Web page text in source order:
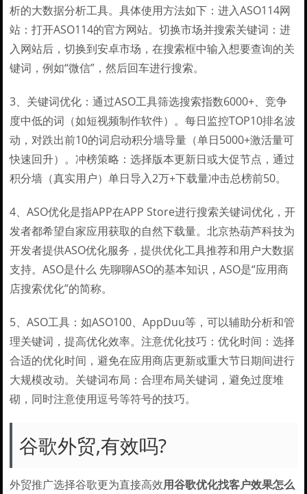
析的大数据分析工具。具体使用方法如下：进入ASO114网
站：打开ASO114的官方网站。切换市场并搜索关键词：进
入网站后，切换到安卓市场，在搜索框中输入想要查询的关
键词，例如“微信”，然后回车进行搜索。
3、关键词优化：通过ASO工具筛选搜索指数6000+、竞争
度中低的词（如短视频制作软件）。每日监控TOP10排名波
动，对跌出前10的词启动积分墙导量（单日5000+激活量可
快速回升）。冲榜策略：选择版本更新日或大促节点，通过
积分墙（真实用户）单日导入2万+下载量冲击总榜前50。
4、ASO优化是指APP在APP Store进行搜索关键词优化，开
发者都希望自家应用获取的自然下载量。北京热葫芦科技为
开发者提供ASO优化服务，提供优化工具推荐和用户大数据
支持。ASO是什么 先聊聊ASO的基本知识，ASO是“应用商
店搜索优化”的简称。
5、ASO工具：如ASO100、AppDuu等，可以辅助分析和管
理关键词，提高优化效率。注意优化技巧：优化时间：选择
合适的优化时间，避免在应用商店更新或重大节日期间进行
大规模改动。关键词布局：合理布局关键词，避免过度堆
砌，同时注意使用逗号等符号的技巧。
谷歌外贸,有效吗?
外贸推广选择谷歌更为直接高效用谷歌优化找客户效果怎么